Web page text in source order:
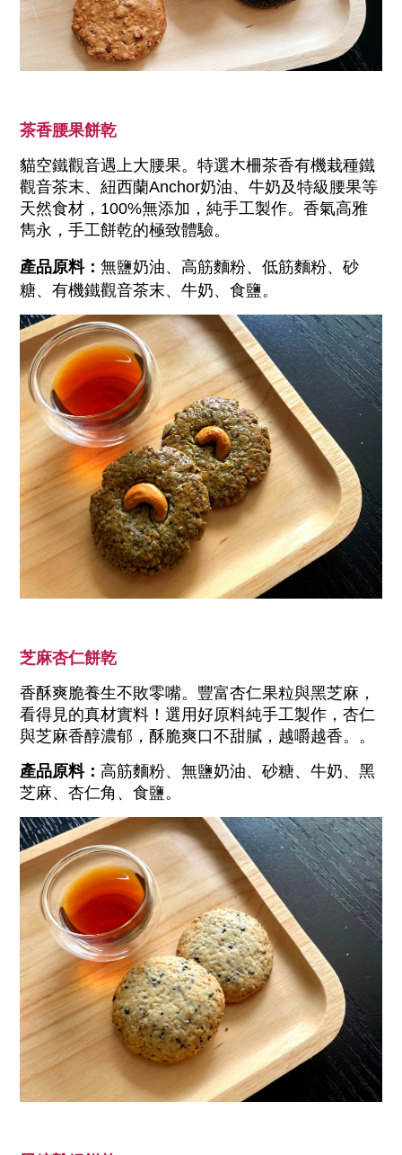
茶香腰果餅乾
貓空鐵觀音遇上大腰果。特選木柵茶香有機栽種鐵
觀音茶末、紐西蘭Anchor奶油、牛奶及特級腰果等
天然食材，100%無添加，純手工製作。香氣高雅
雋永，手工餅乾的極致體驗。
產品原料： 無鹽奶油、高筋麵粉、低筋麵粉、砂
糖、 有機鐵觀音茶末、牛奶、食鹽。
芝麻杏仁餅乾
香酥爽脆養生不敗零嘴。豐富杏仁果粒與黑芝麻，
看得見的真材實料！選用好原料純手工製作，杏仁
與芝麻香醇濃郁，酥脆爽口不甜膩，越嚼越香。。
產品原料： 高筋麵粉、無鹽奶油、砂糖、牛奶、黑
芝麻、杏仁角、食鹽。